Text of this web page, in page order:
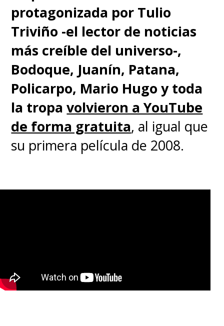
protagonizada por Tulio
Triviño -el lector de noticias
más creíble del universo-,
Bodoque, Juanín, Patana,
Policarpo, Mario Hugo y toda
la tropa volvieron a YouTube
de forma gratuita, al igual que
su primera película de 2008.